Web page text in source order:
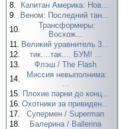
8.
Капитан Америка: Нов...
9.
Веном: Последний тан...
10.
Трансформеры:
Восхож...
11. Великий уравнитель 3...
12.
тик....так.... БУМ! ...
13.
Флэш / The Flash
14.
Миссия невыполнима:
...
15. Плохие парни до конц...
16. Охотники за привиден...
17.
Супермен / Superman
18.
Балерина / Ballerina